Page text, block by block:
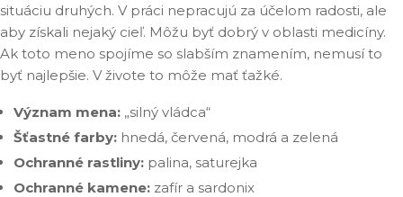
situáciu druhých. V práci nepracujú za účelom radosti, ale
aby získali nejaký cieľ. Môžu byť dobrý v oblasti medicíny.
Ak toto meno spojíme so slabším znamením, nemusí to
byť najlepšie. V živote to môže mať ťažké.
Význam mena: „silný vládca“
Šťastné farby: hnedá, červená, modrá a zelená
Ochranné rastliny: palina, saturejka
Ochranné kamene: zafír a sardonix